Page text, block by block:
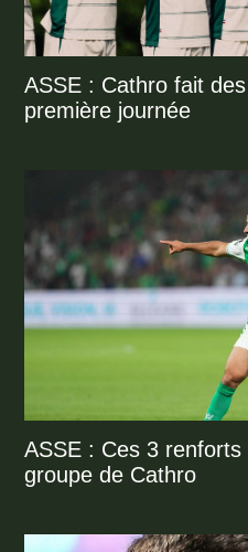
ASSE : Cathro fait
première journée
ASSE : Ces 3
groupe de Cathro